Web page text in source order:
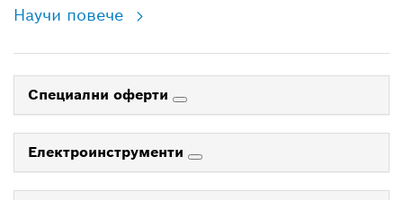
Научи повече
Специални оферти
Електроинструменти